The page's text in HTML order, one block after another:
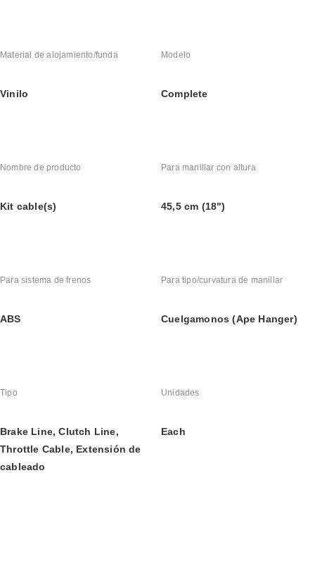
Material de alojamiento/funda
Vinilo
Modelo
Complete
Nombre de producto
Kit cable(s)
Para manillar con altura
45,5 cm (18")
Para sistema de frenos
ABS
Para tipo/curvatura de manillar
Cuelgamonos (Ape Hanger)
Tipo
Brake Line, Clutch Line,
Throttle Cable, Extensión de
cableado
Unidades
Each